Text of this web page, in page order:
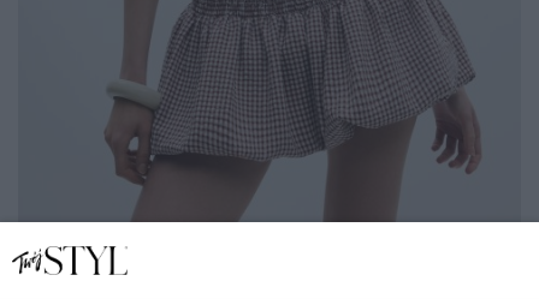
Stradivarius, 115 zł